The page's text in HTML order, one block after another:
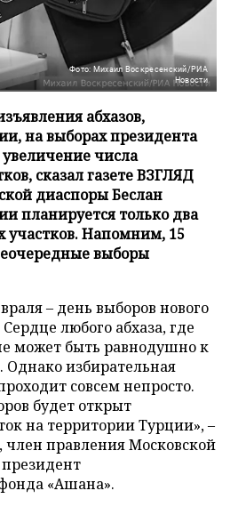
Фото: Михаил Воскресенский/РИА
Новости
абхазов,
на выборах президента
увеличение числа
сказал газете ВЗГЛЯД
диаспоры Беслан
планируется только два
участков. Напомним, 15
выборы
– день выборов нового
любого абхаза, где
может быть равнодушно к
Однако избирательная
совсем непросто.
будет открыт
на территории Турции», –
член правления Московской
«Ашана».